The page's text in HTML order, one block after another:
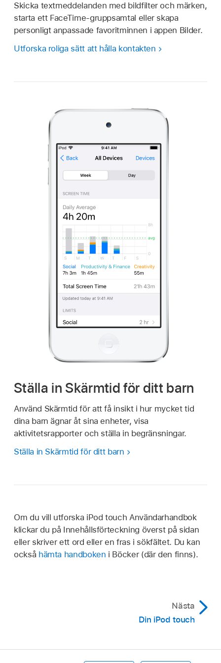
Skicka textmeddelanden med bildfilter och märken,
starta ett FaceTime-gruppsamtal eller skapa
personligt anpassade favoritminnen i appen Bilder.
Utforska roliga sätt att hålla kontakten
Ställa in Skärmtid för ditt barn
Använd Skärmtid för att få insikt i hur mycket tid
dina barn ägnar åt sina enheter, visa
aktivitetsrapporter och ställa in begränsningar.
Ställa in Skärmtid för ditt barn
Om du vill utforska iPod touch Användarhandbok
klickar du på Innehållsförteckning överst på sidan
eller skriver ett ord eller en fras i sökfältet. Du kan
också hämta handboken i Böcker (där den finns).
Nästa
Din iPod touch